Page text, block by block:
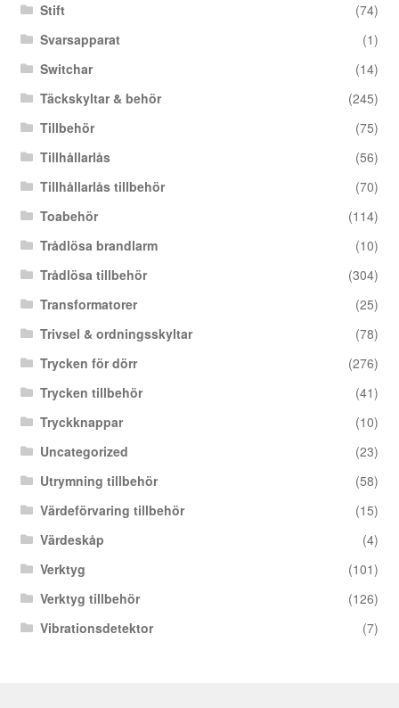
Stift
(74)
Svarsapparat
(1)
Switchar
(14)
Täckskyltar & behör
(245)
Tillbehör
(75)
Tillhållarlås
(56)
Tillhållarlås tillbehör
(70)
Toabehör
(114)
Trådlösa brandlarm
(10)
Trådlösa tillbehör
(304)
Transformatorer
(25)
Trivsel & ordningsskyltar
(78)
Trycken för dörr
(276)
Trycken tillbehör
(41)
Tryckknappar
(10)
Uncategorized
(23)
Utrymning tillbehör
(58)
Värdeförvaring tillbehör
(15)
Värdeskåp
(4)
Verktyg
(101)
Verktyg tillbehör
(126)
Vibrationsdetektor
(7)